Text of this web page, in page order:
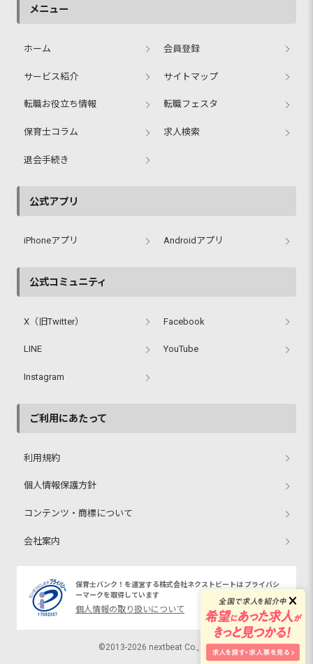
メニュー
ホーム 会員登録
サービス紹介 サイトマップ
転職お役立ち情報 転職フェスタ
保育士コラム 求人検索
退会手続き
公式アプリ
iPhoneアプリ Androidアプリ
公式コミュニティ
X（旧Twitter） Facebook
LINE YouTube
Instagram
ご利用にあたって
利用規約
個人情報保護方針
コンテンツ・商標について
会社案内
保育士バンク！を運営する株式会社ネクストビートは プライバシ
ーマークを取得しています
個人情報の取り扱いについて
©2013-2026 nextbeat Co., Ltd.